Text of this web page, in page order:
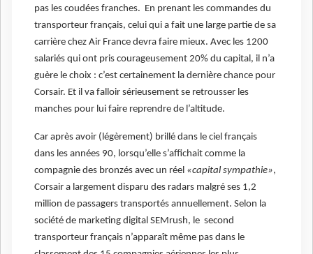
pas les coudées franches. En prenant les commandes du
transporteur français, celui qui a fait une large partie de sa
carrière chez Air France devra faire mieux. Avec les 1200
salariés qui ont pris courageusement 20% du capital, il n’a
guère le choix : c’est certainement la dernière chance pour
Corsair. Et il va falloir sérieusement se retrousser les
manches pour lui faire reprendre de l’altitude.
Car après avoir (légèrement) brillé dans le ciel français
dans les années 90, lorsqu’elle s’affichait comme la
compagnie des bronzés avec un réel «capital sympathie»,
Corsair a largement disparu des radars malgré ses 1,2
million de passagers transportés annuellement. Selon la
société de marketing digital SEMrush, le second
transporteur français n’apparaît même pas dans le